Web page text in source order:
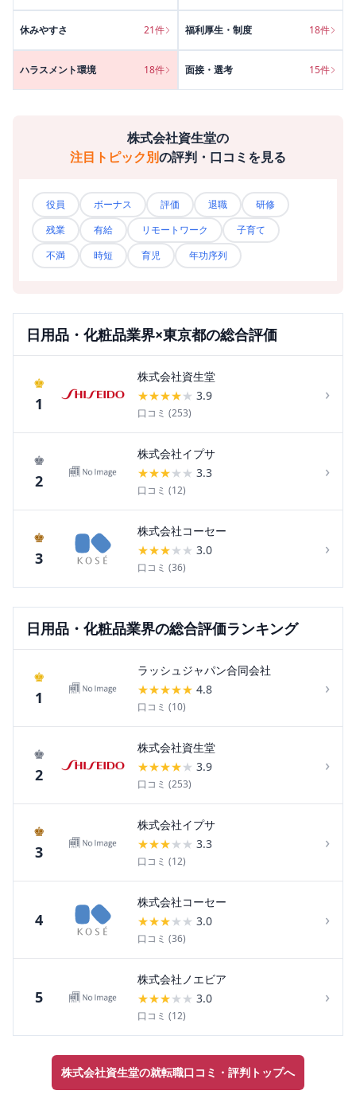
休みやすさ 21件 福利厚生・制度 18件
ハラスメント環境 18件 面接・選考 15件
株式会社資生堂の
注目トピック別の評判・口コミを見る
役員 ボーナス 評価 退職
研修
残業
有給 リモートワーク
子育て
不満
時短 育児 年功序列
日用品・化粧品業界×東京都の総合評価
♚
1
株式会社資生堂
★★★★★ 3.9
口コミ (253)
›
♚
2
株式会社イプサ
★★★★ ★ 3.3
口コミ (12)
›
♚
3
株式会社コーセー
★★★★ ★ 3.0
口コミ (36)
›
日用品・化粧品業界の総合評価ランキング
♚
1
ラッシュジャパン合同会社
★★★★★ 4.8
口コミ (10)
›
♚
2
株式会社資生堂
★★★★★ 3.9
口コミ (253)
›
♚
3
株式会社イプサ
★★★★ ★ 3.3
口コミ (12)
›
4
株式会社コーセー
★★★★ ★ 3.0
口コミ (36)
›
5
株式会社ノエビア
★★★★ ★ 3.0
口コミ (12)
›
株式会社資生堂の就転職口コミ・評判トップへ